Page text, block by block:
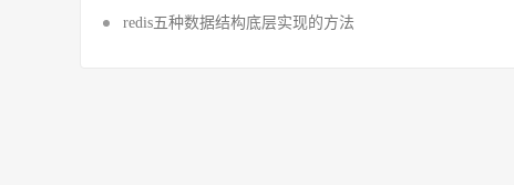
redis五种数据结构底层实现的方法